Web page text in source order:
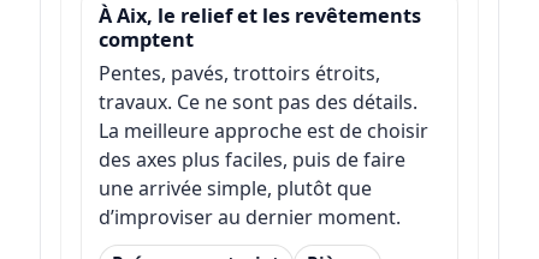
À Aix, le relief et les revêtements
comptent
Pentes, pavés, trottoirs étroits,
travaux. Ce ne sont pas des détails.
La meilleure approche est de choisir
des axes plus faciles, puis de faire
une arrivée simple, plutôt que
d’improviser au dernier moment.